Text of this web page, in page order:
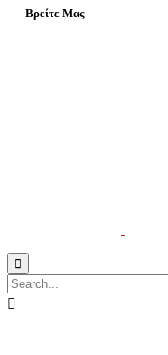
Βρείτε Μας

